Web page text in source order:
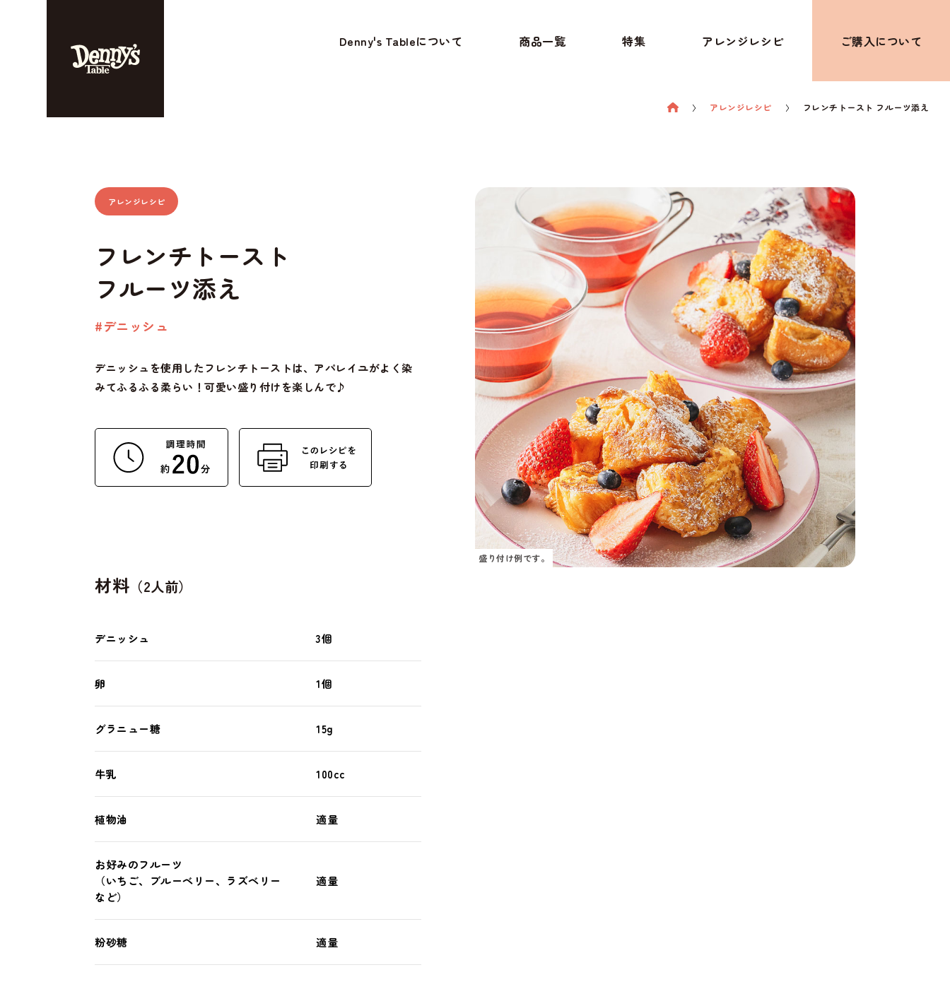
Denny's Tableについて 商品一覧 特集 アレンジレシピ ご購入について
アレンジレシピ フレンチトースト フルーツ添え
盛り付け例です。
アレンジレシピ
フレンチトースト
フルーツ添え
デニッシュ
デニッシュを使用したフレンチトーストは、アパレイユがよく染
みてふるふる柔らい！可愛い盛り付けを楽しんで♪
材料 （2人前）
デニッシュ 3個
卵 1個
グラニュー糖 15g
牛乳 100cc
植物油 適量
お好みのフルーツ
（いちご、ブルーベリー、ラズベリー
など）
適量
粉砂糖 適量